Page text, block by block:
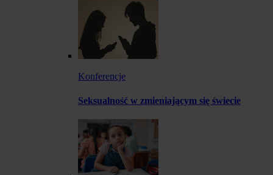
Konferencje
Seksualność w zmieniającym się świecie